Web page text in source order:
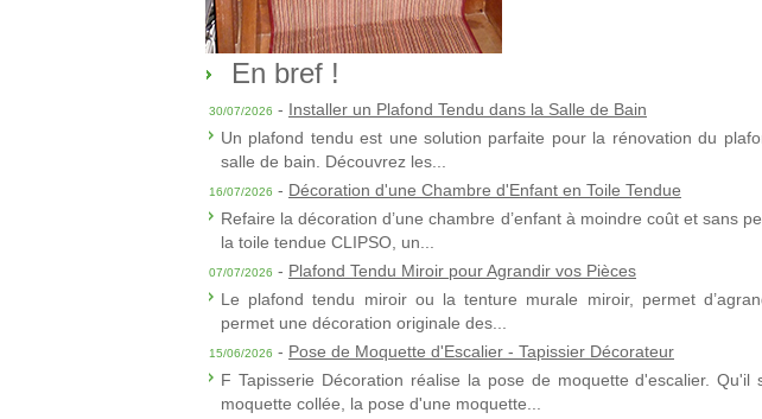
En bref !
30/07/2026 - Installer un Plafond Tendu dans la Salle de Bain
Un plafond tendu est une solution parfaite pour la rénovation du
salle de bain. Découvrez les...
16/07/2026 - Décoration d'une Chambre d'Enfant en Toile Tendue
Refaire la décoration d’une chambre d’enfant à moindre coût et sans
la toile tendue CLIPSO, un...
07/07/2026 - Plafond Tendu Miroir pour Agrandir vos Pièces
Le plafond tendu miroir ou la tenture murale miroir, permet
permet une décoration originale des...
15/06/2026 - Pose de Moquette d'Escalier - Tapissier Décorateur
F Tapisserie Décoration réalise la pose de moquette d'escalier.
moquette collée, la pose d'une moquette...